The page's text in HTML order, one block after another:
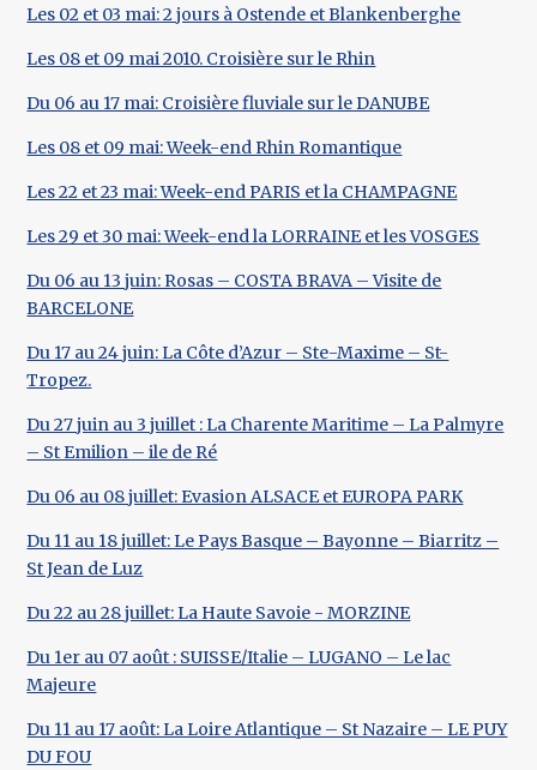
Les 02 et 03 mai: 2 jours à Ostende et Blankenberghe
Les 08 et 09 mai 2010. Croisière sur le Rhin
Du 06 au 17 mai: Croisière fluviale sur le DANUBE
Les 08 et 09 mai: Week-end Rhin Romantique
Les 22 et 23 mai: Week-end PARIS et la CHAMPAGNE
Les 29 et 30 mai: Week-end la LORRAINE et les VOSGES
Du 06 au 13 juin: Rosas – COSTA BRAVA – Visite de
BARCELONE
Du 17 au 24 juin: La Côte d’Azur – Ste-Maxime – St-
Tropez.
Du 27 juin au 3 juillet : La Charente Maritime – La Palmyre
– St Emilion – ile de Ré
Du 06 au 08 juillet: Evasion ALSACE et EUROPA PARK
Du 11 au 18 juillet: Le Pays Basque – Bayonne – Biarritz –
St Jean de Luz
Du 22 au 28 juillet: La Haute Savoie - MORZINE
Du 1er au 07 août : SUISSE/Italie – LUGANO – Le lac
Majeure
Du 11 au 17 août: La Loire Atlantique – St Nazaire – LE PUY
DU FOU